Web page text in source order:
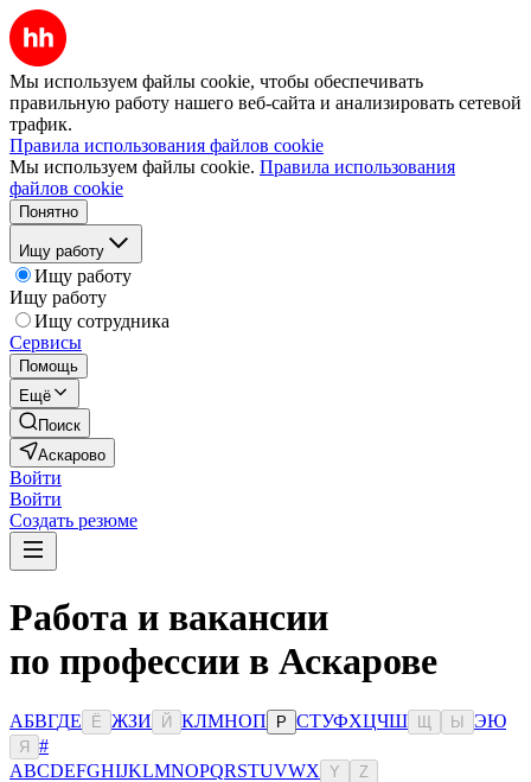
Мы используем файлы cookie, чтобы обеспечивать
правильную работу нашего веб-сайта и анализировать сетевой
трафик.
Правила использования файлов cookie
Мы используем файлы cookie. Правила использования
файлов cookie
Понятно
Ищу работу
Ищу работу
Ищу работу
Ищу сотрудника
Сервисы
Помощь
Ещё
Поиск
Аскарово
Войти
Войти
Создать резюме
Работа и вакансии
по профессии в Аскарове
АБВГДЕ Ё ЖЗИ Й КЛМНОП Р СТУФХЦЧШ Ы ЭЮ
Я
#
ABCDEFGHIJKLMNOPQRSTUVWX Y Z